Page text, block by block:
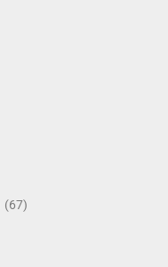
(67)